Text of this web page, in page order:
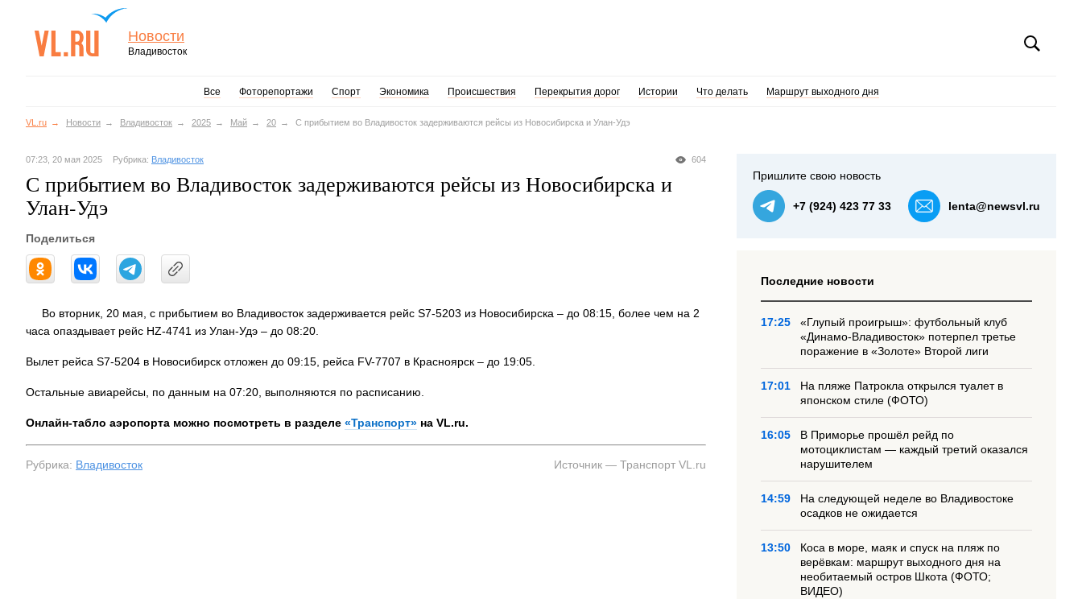
Новости
Владивосток
Все Фоторепортажи Спорт Экономика Происшествия Перекрытия дорог Истории Что делать Маршрут выходного дня
VL.ru Новости Владивосток 2025 Май 20 С прибытием во Владивосток задерживаются рейсы из Новосибирска и Улан-Удэ
604
07:23, 20 мая 2025 Рубрика: Владивосток
С прибытием во Владивосток задерживаются рейсы из Новосибирска и
Улан-Удэ
Поделиться
Во вторник, 20 мая, с прибытием во Владивосток задерживается рейс S7-5203 из Новосибирска – до 08:15, более чем на 2
часа опаздывает рейс HZ-4741 из Улан-Удэ – до 08:20.
Вылет рейса S7-5204 в Новосибирск отложен до 09:15, рейса FV-7707 в Красноярск – до 19:05.
Остальные авиарейсы, по данным на 07:20, выполняются по расписанию.
Онлайн-табло аэропорта можно посмотреть в разделе «Транспорт» на VL.ru.
Рубрика: Владивосток Источник — Транспорт VL.ru
Пришлите свою новость
+7 (924) 423 77 33 lenta@newsvl.ru
Последние новости
17:25
«Глупый проигрыш»: футбольный клуб
«Динамо-Владивосток» потерпел третье
поражение в «Золоте» Второй лиги
17:01
На пляже Патрокла открылся туалет в
японском стиле (ФОТО)
16:05
В Приморье прошёл рейд по
мотоциклистам — каждый третий оказался
нарушителем
14:59
На следующей неделе во Владивостоке
осадков не ожидается
13:50
Коса в море, маяк и спуск на пляж по
верёвкам: маршрут выходного дня на
необитаемый остров Шкота (ФОТО;
ВИДЕО)